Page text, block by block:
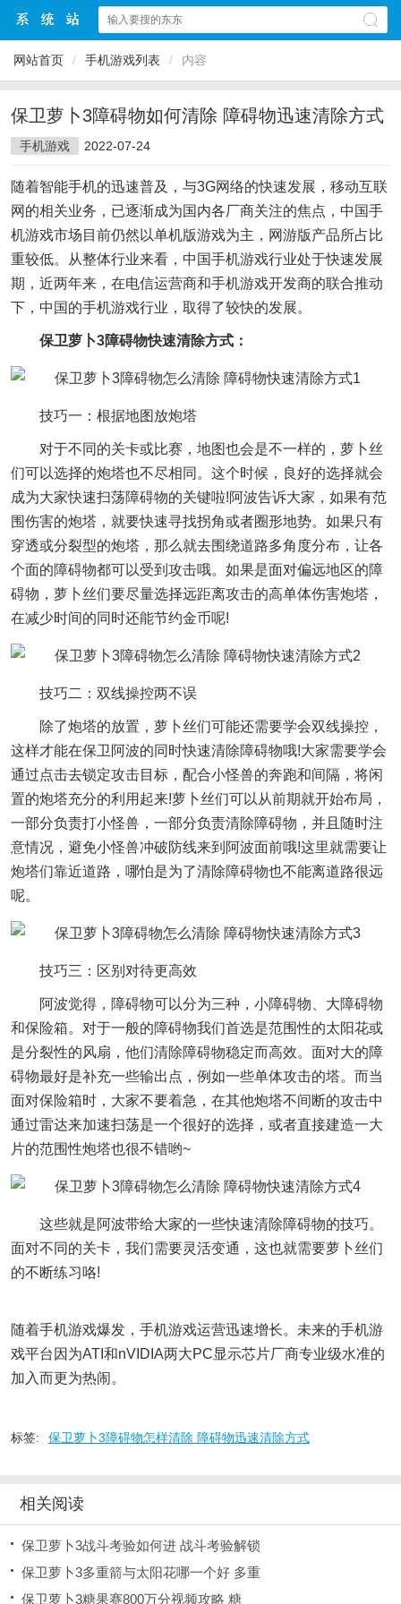
网站首页 / 手机游戏列表 / 内容
保卫萝卜3障碍物如何清除 障碍物迅速清除方式
手机游戏 2022-07-24
随着智能手机的迅速普及，与3G网络的快速发展，移动互联
网的相关业务，已逐渐成为国内各厂商关注的焦点，中国手
机游戏市场目前仍然以单机版游戏为主，网游版产品所占比
重较低。从整体行业来看，中国手机游戏行业处于快速发展
期，近两年来，在电信运营商和手机游戏开发商的联合推动
下，中国的手机游戏行业，取得了较快的发展。
保卫萝卜3障碍物快速清除方式：
技巧一：根据地图放炮塔
对于不同的关卡或比赛，地图也会是不一样的，萝卜丝
们可以选择的炮塔也不尽相同。这个时候，良好的选择就会
成为大家快速扫荡障碍物的关键啦!阿波告诉大家，如果有范
围伤害的炮塔，就要快速寻找拐角或者圈形地势。如果只有
穿透或分裂型的炮塔，那么就去围绕道路多角度分布，让各
个面的障碍物都可以受到攻击哦。如果是面对偏远地区的障
碍物，萝卜丝们要尽量选择远距离攻击的高单体伤害炮塔，
在减少时间的同时还能节约金币呢!
技巧二：双线操控两不误
除了炮塔的放置，萝卜丝们可能还需要学会双线操控，
这样才能在保卫阿波的同时快速清除障碍物哦!大家需要学会
通过点击去锁定攻击目标，配合小怪兽的奔跑和间隔，将闲
置的炮塔充分的利用起来!萝卜丝们可以从前期就开始布局，
一部分负责打小怪兽，一部分负责清除障碍物，并且随时注
意情况，避免小怪兽冲破防线来到阿波面前哦!这里就需要让
炮塔们靠近道路，哪怕是为了清除障碍物也不能离道路很远
呢。
技巧三：区别对待更高效
阿波觉得，障碍物可以分为三种，小障碍物、大障碍物
和保险箱。对于一般的障碍物我们首选是范围性的太阳花或
是分裂性的风扇，他们清除障碍物稳定而高效。面对大的障
碍物最好是补充一些输出点，例如一些单体攻击的塔。而当
面对保险箱时，大家不要着急，在其他炮塔不间断的攻击中
通过雷达来加速扫荡是一个很好的选择，或者直接建造一大
片的范围性炮塔也很不错哟~
这些就是阿波带给大家的一些快速清除障碍物的技巧。
面对不同的关卡，我们需要灵活变通，这也就需要萝卜丝们
的不断练习咯!
随着手机游戏爆发，手机游戏运营迅速增长。未来的手机游
戏平台因为ATI和nVIDIA两大PC显示芯片厂商专业级水准的
加入而更为热闹。
标签: 保卫萝卜3障碍物怎样清除 障碍物迅速清除方式
相关阅读
保卫萝卜3战斗考验如何进 战斗考验解锁
保卫萝卜3多重箭与太阳花哪一个好 多重
保卫萝卜3糖果赛800万分视频攻略 糖